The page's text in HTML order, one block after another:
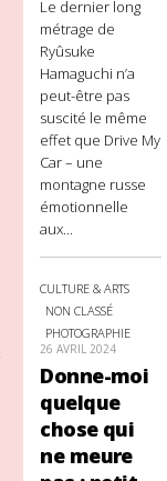
Le dernier long
métrage de
Ryûsuke
Hamaguchi n’a
peut-être pas
suscité le même
effet que Drive My
Car – une
montagne russe
émotionnelle
aux...
CULTURE & ARTS
NON CLASSÉ
PHOTOGRAPHIE
26 AVRIL 2024
Donne-moi
quelque
chose qui
ne meure